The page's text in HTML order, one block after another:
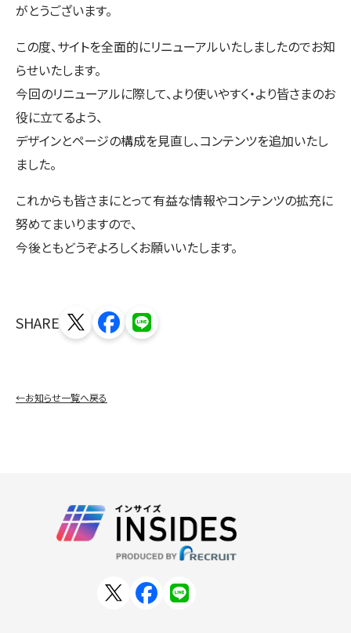
がとうございます。
この度、サイトを全面的にリニューアルいたしましたのでお知
らせいたします。
今回のリニューアルに際して、より使いやすく・より皆さまのお
役に立てるよう、
デザインとページの構成を見直し、コンテンツを追加いたし
ました。
これからも皆さまにとって有益な情報やコンテンツの拡充に
努めてまいりますので、
今後ともどうぞよろしくお願いいたします。
SHARE
←お知らせ一覧へ戻る